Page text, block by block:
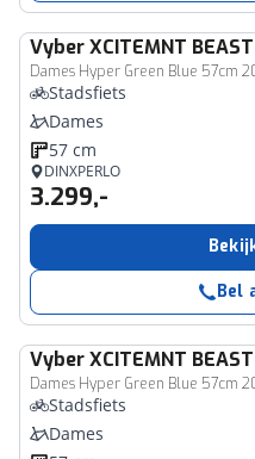
VyberXCITEMNT
Dames Hyper Green Blue 57cm
Stadsfiets
Dames
57 cm
DINXPERLO
3.299,-
Bel
VyberXCITEMNT
Dames Hyper Green Blue 57cm
Stadsfiets
Dames